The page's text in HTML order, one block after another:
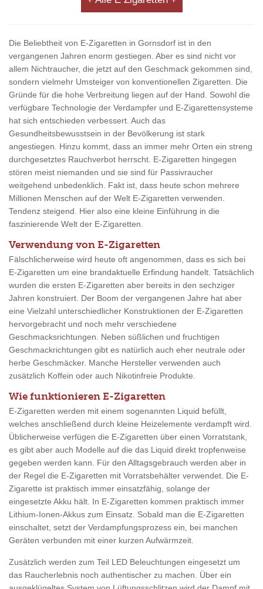
Die Beliebtheit von E-Zigaretten in Gornsdorf ist in den
vergangenen Jahren enorm gestiegen. Aber es sind nicht vor
allem Nichtraucher, die jetzt auf den Geschmack gekommen sind,
sondern vielmehr Umsteiger von konventionellen Zigaretten. Die
Gründe für die hohe Verbreitung liegen auf der Hand. Sowohl die
verfügbare Technologie der Verdampfer und E-Zigarettensysteme
hat sich entschieden verbessert. Auch das
Gesundheitsbewusstsein in der Bevölkerung ist stark
angestiegen. Hinzu kommt, dass an immer mehr Orten ein streng
durchgesetztes Rauchverbot herrscht. E-Zigaretten hingegen
stören meist niemanden und sie sind für Passivraucher
weitgehend unbedenklich. Fakt ist, dass heute schon mehrere
Millionen Menschen auf der Welt E-Zigaretten verwenden.
Tendenz steigend. Hier also eine kleine Einführung in die
faszinierende Welt der E-Zigaretten.
Verwendung von E-Zigaretten
Fälschlicherweise wird heute oft angenommen, dass es sich bei
E-Zigaretten um eine brandaktuelle Erfindung handelt. Tatsächlich
wurden die ersten E-Zigaretten aber bereits in den sechziger
Jahren konstruiert. Der Boom der vergangenen Jahre hat aber
eine Vielzahl unterschiedlicher Konstruktionen der E-Zigaretten
hervorgebracht und noch mehr verschiedene
Geschmacksrichtungen. Neben süßlichen und fruchtigen
Geschmackrichtungen gibt es natürlich auch eher neutrale oder
herbe Geschmäcker. Manche Hersteller verwenden auch
zusätzlich Koffein oder auch Nikotinfreie Produkte.
Wie funktionieren E-Zigaretten
E-Zigaretten werden mit einem sogenannten Liquid befüllt,
welches anschließend durch kleine Heizelemente verdampft wird.
Üblicherweise verfügen die E-Zigaretten über einen Vorratstank,
es gibt aber auch Modelle auf die das Liquid direkt tropfenweise
gegeben werden kann. Für den Alltagsgebrauch werden aber in
der Regel die E-Zigaretten mit Vorratsbehälter verwendet. Die E-
Zigarette ist praktisch immer einsatzfähig, solange der
eingesetzte Akku hält. In E-Zigaretten kommen praktisch immer
Lithium-Ionen-Akkus zum Einsatz. Sobald man die E-Zigaretten
einschaltet, setzt der Verdampfungsprozess ein, bei manchen
Geräten verbunden mit einer kurzen Aufwärmzeit.
Zusätzlich werden zum Teil LED Beleuchtungen eingesetzt um
das Raucherlebnis noch authentischer zu machen. Über ein